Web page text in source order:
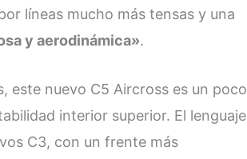
líneas mucho más tensas y una
y aerodinámica».
este nuevo C5 Aircross es un poco
interior superior. El lenguaje
C3, con un frente más